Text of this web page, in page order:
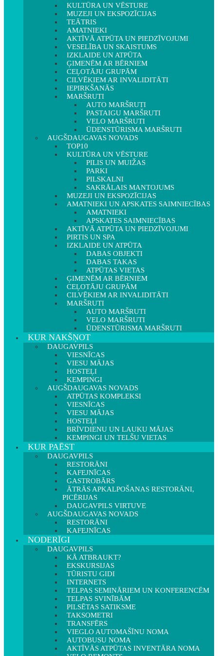
KULTŪRA UN VĒSTURE
MUZEJI UN EKSPOZĪCIJAS
TEĀTRIS
AMATNIEKI
AKTĪVĀ ATPŪTA UN PIEDZĪVOJUMI
VESELĪBA UN SKAISTUMS
IZKLAIDE UN ATPŪTA
ĢIMENĒM AR BĒRNIEM
CEĻOTĀJU GRUPĀM
CILVĒKIEM AR INVALIDITĀTI
IEPIRKŠANĀS
MARŠRUTI
AUTO MARŠRUTI
PASTAIGU MARŠRUTI
VELO MARŠRUTI
ŪDENSTŪRISMA MARŠRUTI
AUGŠDAUGAVAS NOVADS
TOP10
KULTŪRA UN VĒSTURE
PILIS UN MUIŽAS
PARKI
PILSKALNI
SAKRĀLAIS MANTOJUMS
MUZEJI UN EKSPOZĪCIJAS
AMATNIEKI UN APSKATES SAIMNIECĪBAS
AMATNIEKI
APSKATES SAIMNIECĪBAS
AKTĪVĀ ATPŪTA UN PIEDZĪVOJUMI
PIRTIS UN SPA
IZKLAIDE UN ATPŪTA
DABAS OBJEKTI
DABAS TAKAS
ATPŪTAS VIETAS
ĢIMENĒM AR BĒRNIEM
CEĻOTĀJU GRUPĀM
CILVĒKIEM AR INVALIDITĀTI
MARŠRUTI
AUTO MARŠRUTI
VELO MARŠRUTI
ŪDENSTŪRISMA MARŠRUTI
KUR NAKŠŅOT
DAUGAVPILS
VIESNĪCAS
VIESU MĀJAS
HOSTEĻI
KEMPINGI
AUGŠDAUGAVAS NOVADS
ATPŪTAS KOMPLEKSI
VIESNĪCAS
VIESU MĀJAS
HOSTEĻI
BRĪVDIENU UN LAUKU MĀJAS
KEMPINGI UN TELŠU VIETAS
KUR PAĒST
DAUGAVPILS
RESTORĀNI
KAFEJNĪCAS
GASTROBĀRS
ĀTRĀS APKALPOŠANAS RESTORĀNI,
PICĒRIJAS
DAUGAVPILS VIRTUVE
AUGŠDAUGAVAS NOVADS
RESTORĀNI
KAFEJNĪCAS
NODERĪGI
DAUGAVPILS
KĀ ATBRAUKT?
EKSKURSIJAS
TŪRISTU GIDI
INTERNETS
TELPAS SEMINĀRIEM UN KONFERENCĒM
TELPAS SVINĪBĀM
PILSĒTAS SATIKSME
TAKSOMETRI
TRANSFĒRS
VIEGLO AUTOMAŠĪNU NOMA
AUTOBUSU NOMA
AKTĪVĀS ATPŪTAS INVENTĀRA NOMA